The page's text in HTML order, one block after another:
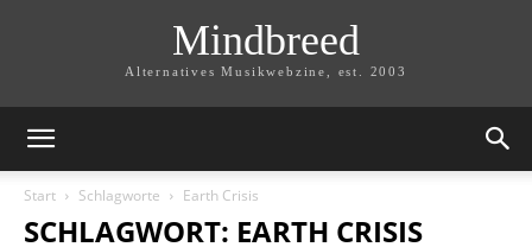
Mindbreed
Alternatives Musikwebzine, est. 2003
Start Schlagworte Earth Crisis
SCHLAGWORT: EARTH CRISIS